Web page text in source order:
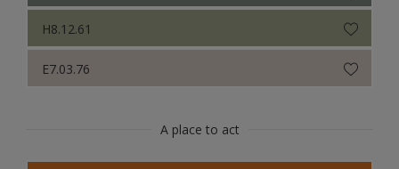
H8.12.61
E7.03.76
A place to act